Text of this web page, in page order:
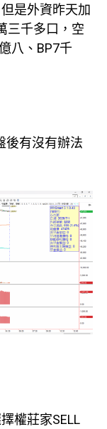
是外資昨天加
三千多口，空
八、BP7千
後有沒有辦法
權莊家SELL